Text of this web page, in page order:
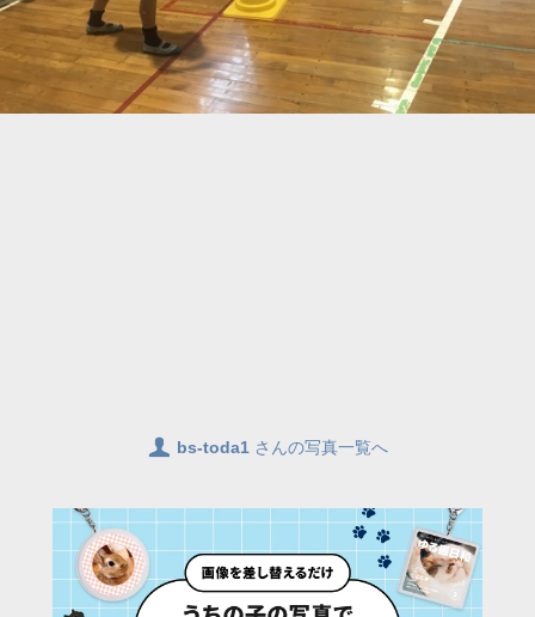
👤 bs-toda1 さんの写真一覧へ